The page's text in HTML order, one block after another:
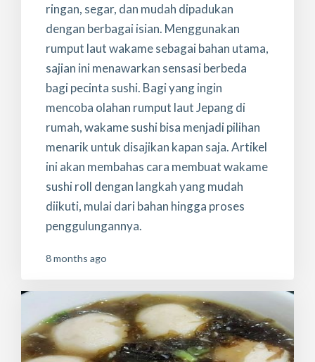
ringan, segar, dan mudah dipadukan
dengan berbagai isian. Menggunakan
rumput laut wakame sebagai bahan utama,
sajian ini menawarkan sensasi berbeda
bagi pecinta sushi. Bagi yang ingin
mencoba olahan rumput laut Jepang di
rumah, wakame sushi bisa menjadi pilihan
menarik untuk disajikan kapan saja. Artikel
ini akan membahas cara membuat wakame
sushi roll dengan langkah yang mudah
diikuti, mulai dari bahan hingga proses
penggulungannya.
8 months ago